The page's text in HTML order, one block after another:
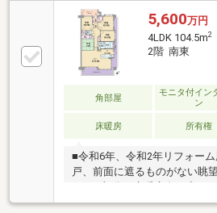
5,600万円
4LDK 104.5m2
2階 南東
角部屋
モニタ付イン
ン
床暖房 所有権
■令和6年、令和2年リフォー
戸、前面に遮るものがない眺
ベートポーチ■ペット飼育可